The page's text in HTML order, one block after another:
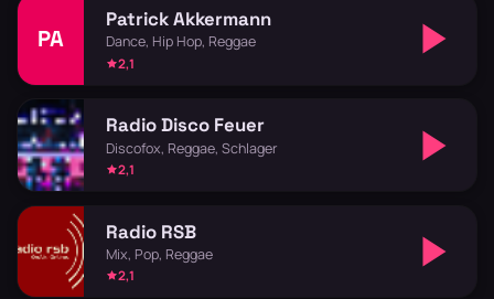
PA
Patrick Akkermann
Dance, Hip Hop, Reggae
2,1
Radio Disco Feuer
Discofox, Reggae, Schlager
2,1
Radio RSB
Mix, Pop, Reggae
2,1